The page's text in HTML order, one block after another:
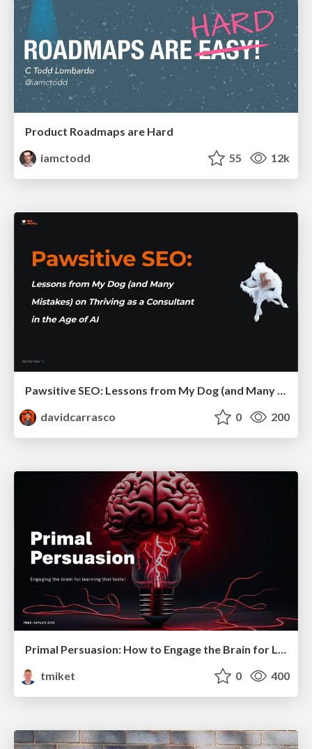
Product Roadmaps are Hard
iamctodd
55 12k
Pawsitive SEO: Lessons from My Dog (and Many Mistakes) on Thriving as a Consultant in the Age of AI
davidcarrasco
0 200
Primal Persuasion: How to Engage the Brain for Learning That Lasts
tmiket
0 400